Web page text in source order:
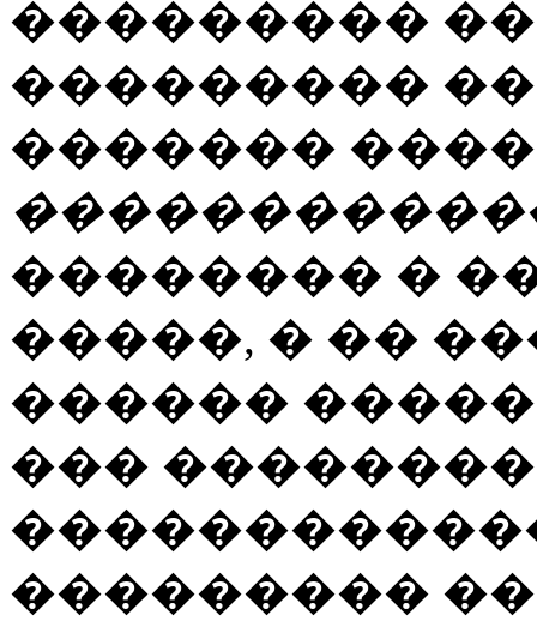
���������
���������
�������
�������� �
�����, � ��
������
���
���������